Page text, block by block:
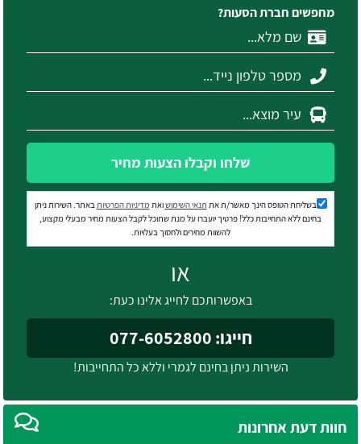
מחפשים חברת הסעות?
שלחו וקבלו הצעות מחיר
בשליחת הטופס הינך מאשר/ת את תנאי השימושואת מדיניות הפרטיותבאתר. השירות ניתן
בחינם ללא התחייבות כלל! פרטיך יועברו על מנת שתוכל לקבל הצעות מחיר מבעלי מקצוע,
להשוות מחירים ולחסוך בעלויות.
או
באפשרותכם לחייג אלינו כעת:
חייגו: 077-6052800
השירות ניתן בחינם לגמרי וללא כל התחייבות!
חוות דעת אחרונות